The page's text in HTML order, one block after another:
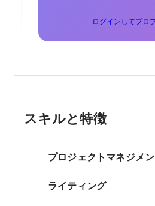
ログインしてプロ
スキルと特徴
プロジェクトマネジメ
ライティング